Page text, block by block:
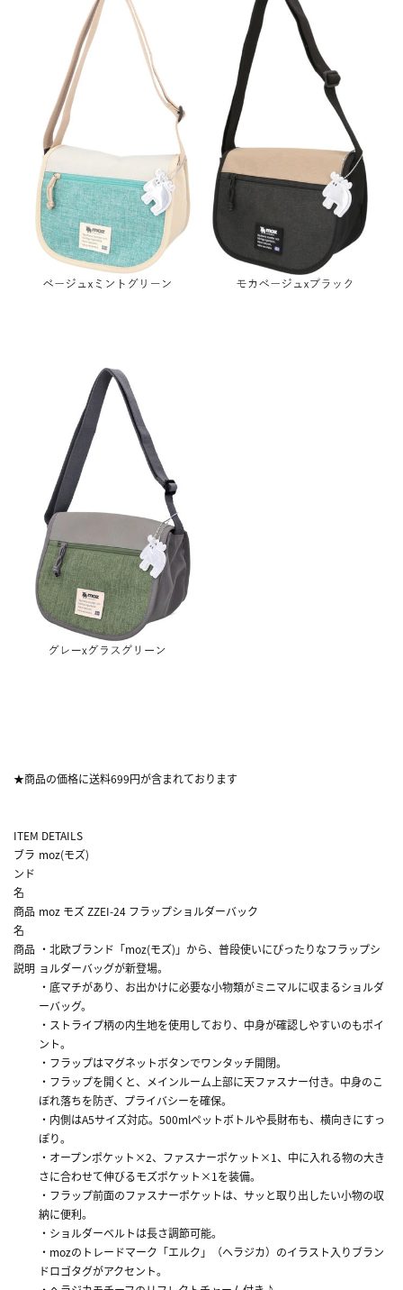
★商品の価格に送料699円が含まれております
ITEM DETAILS
ブラ
ンド
名
moz(モズ)
商品
名
moz モズ ZZEI-24 フラップショルダーバック
商品
説明
・北欧ブランド「moz(モズ)」から、普段使いにぴったりなフラップシ
ョルダーバッグが新登場。
・底マチがあり、お出かけに必要な小物類がミニマルに収まるショルダ
ーバッグ。
・ストライプ柄の内生地を使用しており、中身が確認しやすいのもポイ
ント。
・フラップはマグネットボタンでワンタッチ開閉。
・フラップを開くと、メインルーム上部に天ファスナー付き。中身のこ
ぼれ落ちを防ぎ、プライバシーを確保。
・内側はA5サイズ対応。500mlペットボトルや長財布も、横向きにすっ
ぽり。
・オープンポケット×2、ファスナーポケット×1、中に入れる物の大き
さに合わせて伸びるモズポケット×1を装備。
・フラップ前面のファスナーポケットは、サッと取り出したい小物の収
納に便利。
・ショルダーベルトは長さ調節可能。
・mozのトレードマーク「エルク」（ヘラジカ）のイラスト入りブラン
ドロゴタグがアクセント。